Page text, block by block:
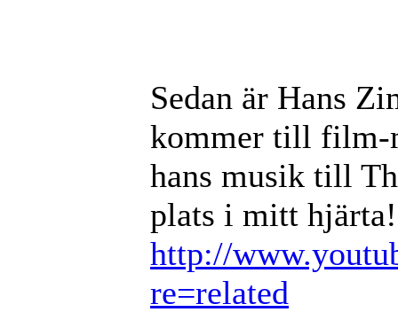
Sedan är Hans
kommer till film-
hans musik till
plats i mitt hjärta!
http://
re=related